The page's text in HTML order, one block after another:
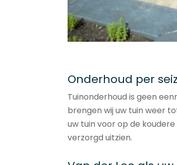
Onderhoud per
Tuinonderhoud is geen
brengen wij uw tuin weer
uw tuin voor op de
verzorgd uitzien.